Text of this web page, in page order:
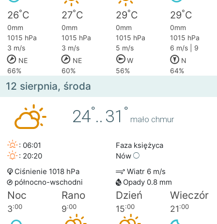
26°C 27°C 29°C 29°C
0mm 0mm 0mm
0mm
1015 hPa
1015 hPa 1015 hPa
1015 hPa
3 m/s
3 m/s 5 m/s
6 m/s | 9
NE
NE W
N
66%
60% 56% 64%
12 sierpnia, środa
24°.. 31 °
mało chmur
: 06:01
: 20:20
Faza księżyca
Nów
Ciśnienie 1018 hPa
Wiatr 6 m/s
północno-wschodni
Opady 0.8 mm
Noc Rano Dzień Wieczór
3:00 9:00 15:00 21:00